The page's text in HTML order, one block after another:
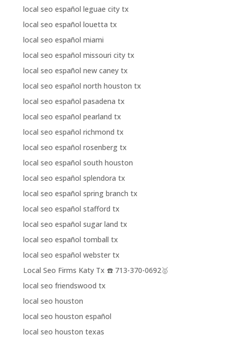
local seo español leguae city tx
local seo español louetta tx
local seo español miami
local seo español missouri city tx
local seo español new caney tx
local seo español north houston tx
local seo español pasadena tx
local seo español pearland tx
local seo español richmond tx
local seo español rosenberg tx
local seo español south houston
local seo español splendora tx
local seo español spring branch tx
local seo español stafford tx
local seo español sugar land tx
local seo español tomball tx
local seo español webster tx
Local Seo Firms Katy Tx ☎️ 713-370-0692🥇
local seo friendswood tx
local seo houston
local seo houston español
local seo houston texas